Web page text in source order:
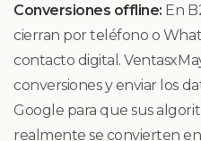
Conversiones offline: En
cierran por teléfono o
contacto digital.
conversiones y enviar los
Google para que sus
realmente se convierten